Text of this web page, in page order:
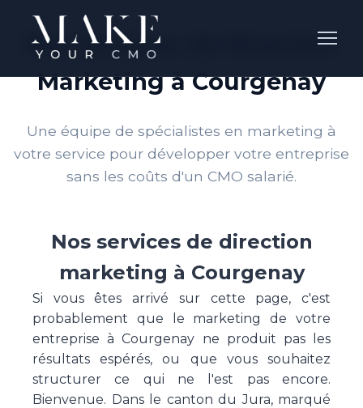
Nos Services de Direction
Marketing à Courgenay
Une équipe de spécialistes en marketing à
votre service pour développer votre entreprise
sans les coûts d'un CMO salarié.
Nos services de direction
marketing à Courgenay
Si vous êtes arrivé sur cette page, c'est
probablement que le marketing de votre
entreprise à Courgenay ne produit pas les
résultats espérés, ou que vous souhaitez
structurer ce qui ne l'est pas encore.
Bienvenue. Dans le canton du Jura, marqué